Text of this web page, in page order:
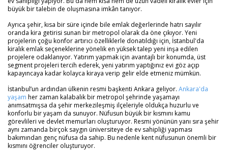
büyük bir talebin de oluşmasına imkân tanıyor.
Ayrıca şehir, kısa bir süre içinde bile emlak değerlerinde hatrı sayılır
oranda kira getirisi sunan bir metropol olarak da öne çıkıyor. Yeni
projelerin çoğu konfor artırıcı özelliklerle donatıldığı için, İstanbul'da
kiralık emlak seçeneklerine yönelik en yüksek talep yeni inşa edilen
projelere odaklanıyor. Yatırım yapmak için avantajlı bir konumda, üst
segment projeleri tercih ederek, yeni yatırım yaptığınız evi göz açıp
kapayıncaya kadar kolayca kiraya verip gelir elde etmeniz mümkün.
İstanbul’un ardından ülkenin resmi başkenti Ankara geliyor. Ankara'da
yaşam her zaman kalabalık bir metropol şehrinde yaşamayı
anımsatmışsa da şehir merkezileşmiş ilçeleriyle oldukça huzurlu ve
konforlu bir yaşam da sunuyor. Nüfusun büyük bir kısmını kamu
görevlileri ve devlet memurları oluşturuyor. Resmi yönünün yanı sıra şehir
aynı zamanda birçok saygın üniversiteye de ev sahipliği yapması
bakımından genç nüfusa da sahip. Bu nedenle kent nüfusunun önemli bir
kısmını öğrenciler oluşturuyor.